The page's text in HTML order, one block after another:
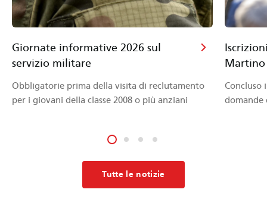
Giornate informative 2026 sul
servizio militare
Obbligatorie prima della visita di reclutamento
per i giovani della classe 2008 o più anziani
Martino
Concluso
domande
Tutte le notizie